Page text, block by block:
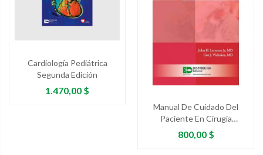
Cardiología Pediátrica
Segunda Edición
Precio
1.470,00 $
Manual De Cuidado Del
Paciente En Cirugía
Cardíaca
Precio
800,00 $